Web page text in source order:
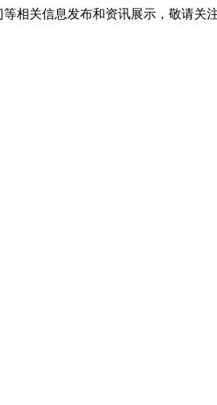
相关信息发布和资讯展示，敬请关注